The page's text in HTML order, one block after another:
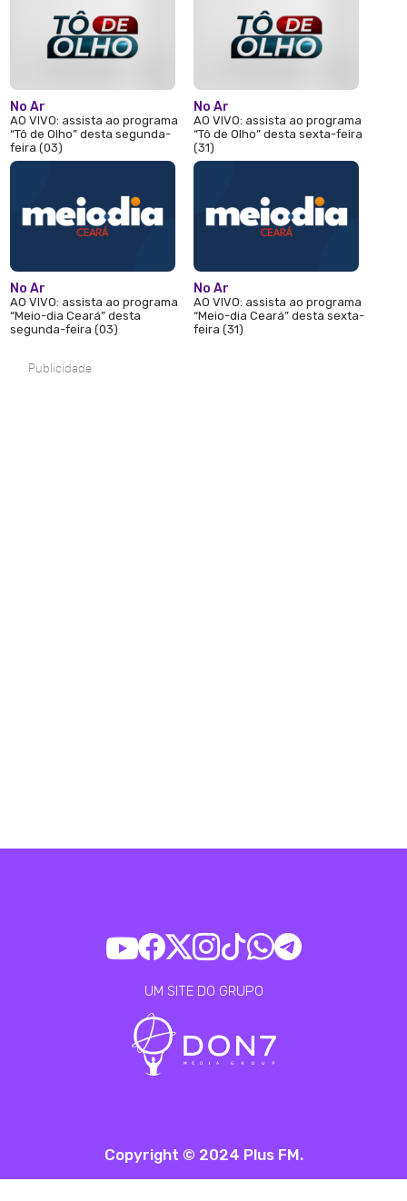
No Ar
AO VIVO: assista ao programa
“Tô de Olho” desta segunda-
feira (03)
No Ar
AO VIVO: assista ao programa
“Meio-dia Ceará” desta
segunda-feira (03)
No Ar
AO VIVO: assista ao programa
“Tô de Olho” desta sexta-feira
(31)
No Ar
AO VIVO: assista ao programa
“Meio-dia Ceará” desta sexta-
feira (31)
Publicidade
UM SITE DO GRUPO
Copyright © 2024 Plus FM.